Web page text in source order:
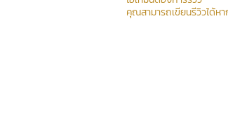
คุณสามารถเขียนรีวิวได้หา